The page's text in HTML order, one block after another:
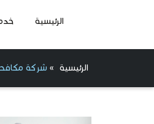
الرئيسية
الرئيسية » شركة